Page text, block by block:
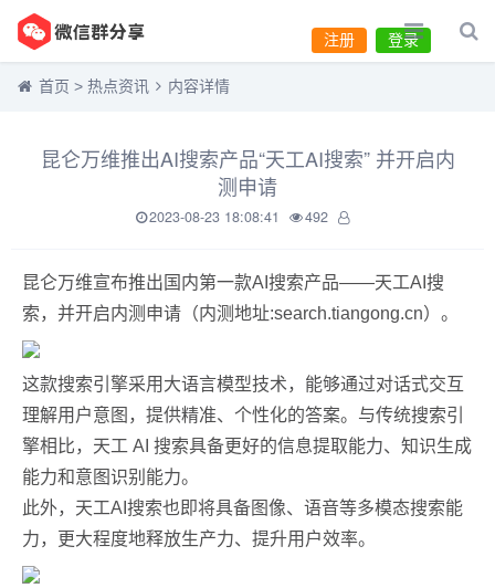
登录
注册
首页 > 热点资讯 内容详情
昆仑万维推出AI搜索产品“天工AI搜索” 并开启内
测申请
2023-08-23 18:08:41 492
昆仑万维宣布推出国内第一款AI搜索产品——天工AI搜
索，并开启内测申请（内测地址:search.tiangong.cn）。
这款搜索引擎采用大语言模型技术，能够通过对话式交互
理解用户意图，提供精准、个性化的答案。与传统搜索引
擎相比，天工 AI 搜索具备更好的信息提取能力、知识生成
能力和意图识别能力。
此外，天工AI搜索也即将具备图像、语音等多模态搜索能
力，更大程度地释放生产力、提升用户效率。